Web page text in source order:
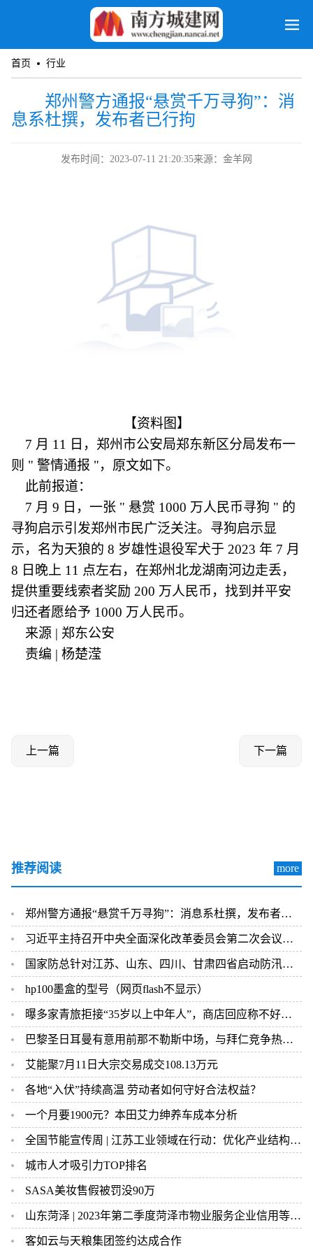
首页 行业
郑州警方通报“悬赏千万寻狗”：消
息系杜撰，发布者已行拘
发布时间：2023-07-11 21:20:35来源：金羊网
【资料图】
7 月 11 日，郑州市公安局郑东新区分局发布一
则 " 警情通报 "，原文如下。
此前报道：
7 月 9 日，一张 " 悬赏 1000 万人民币寻狗 " 的
寻狗启示引发郑州市民广泛关注。寻狗启示显
示，名为天狼的 8 岁雄性退役军犬于 2023 年 7 月
8 日晚上 11 点左右，在郑州北龙湖南河边走丢，
提供重要线索者奖励 200 万人民币，找到并平安
归还者愿给予 1000 万人民币。
来源 | 郑东公安
责编 | 杨楚滢
上一篇 下一篇
推荐阅读 more
郑州警方通报“悬赏千万寻狗”：消息系杜撰，发布者已行拘
习近平主持召开中央全面深化改革委员会第二次会议强调 建设更高水平开放型经济新体制 推动能耗双控逐步转向碳排放双控
国家防总针对江苏、山东、四川、甘肃四省启动防汛四级应急响应
hp100墨盒的型号（网页flash不显示）
曝多家青旅拒接“35岁以上中年人”，商店回应称不好管，网友怒了
巴黎圣日耳曼有意用前那不勒斯中场，与拜仁竞争热刺前锋凯恩
艾能聚7月11日大宗交易成交108.13万元
各地“入伏”持续高温 劳动者如何守好合法权益？
一个月要1900元？本田艾力绅养车成本分析
全国节能宣传周 | 江苏工业领域在行动：优化产业结构、挖掘节能产业潜力
城市人才吸引力TOP排名
SASA美妆售假被罚没90万
山东菏泽 | 2023年第二季度菏泽市物业服务企业信用等级情况通报
客如云与天粮集团签约达成合作